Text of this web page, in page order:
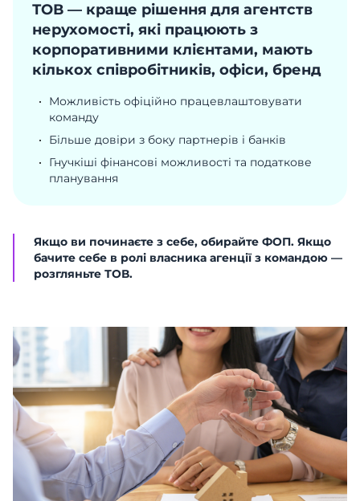
ТОВ — краще рішення для агентств
нерухомості, які працюють з
корпоративними клієнтами, мають
кількох співробітників, офіси, бренд
Можливість офіційно працевлаштовувати
команду
Більше довіри з боку партнерів і банків
Гнучкіші фінансові можливості та податкове
планування
Якщо ви починаєте з себе, обирайте ФОП. Якщо
бачите себе в ролі власника агенції з командою —
розгляньте ТОВ.